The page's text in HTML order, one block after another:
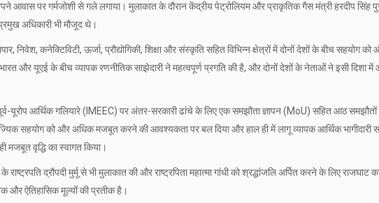
आवास पर गर्मजोशी से गले लगाया। मुलाकात के दौरान केंद्रीय पेट्रोलियम और प्राकृतिक गैस मंत्री हरदीप सिंह
अधिकारी भी मौजूद थे।
निवेश, कनेक्टिविटी, ऊर्जा, प्रौद्योगिकी, शिक्षा और संस्कृति सहित विभिन्न क्षेत्रों में दोनों देशों के बीच सहयोग
और यूएई के बीच व्यापक रणनीतिक साझेदारी ने महत्वपूर्ण प्रगति की है, और दोनों देशों के नेताओं ने इसी दिशा
यूरोप आर्थिक गलियारे (IMEEC) पर अंतर-सरकारी ढांचे के लिए एक समझौता ज्ञापन (MoU) सहित आठ समझौतों
सहयोग को और अधिक मजबूत करने की आवश्यकता पर बल दिया और हाल ही में लागू व्यापक आर्थिक भागीदारी
मजबूत वृद्धि का स्वागत किया।
द्रौपदी मुर्मू से भी मुलाकात की और राष्ट्रपिता महात्मा गांधी को श्रद्धांजलि अर्पित करने के लिए राजघाट का
और ऐतिहासिक मूल्यों की प्रतीक है।